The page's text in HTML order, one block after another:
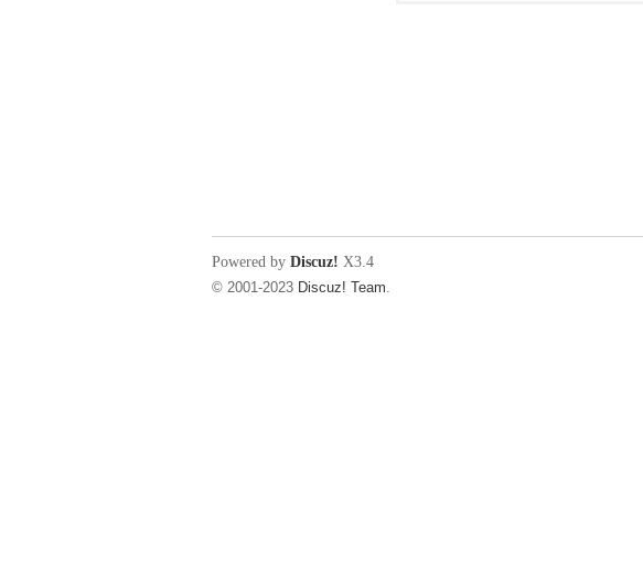
Powered by Discuz! X3.4
© 2001-2023 Discuz! Team.